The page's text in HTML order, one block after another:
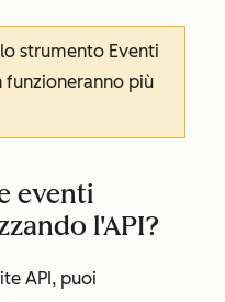
strumento Eventi
funzioneranno più
eventi
l'API?
API, puoi